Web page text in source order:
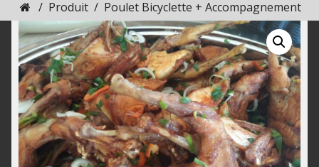
Bicyclette +
Accompagnement
/ Produit / Poulet Bicyclette + Accompagnement